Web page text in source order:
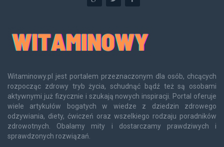
Witaminowy.pl jest portalem przeznaczonym dla osób, chcących
rozpocząc zdrowy tryb życia, schudnąć bądź też są osobami
aktywnymi już fizycznie i szukają nowych inspiracji. Portal oferuje
wiele artykułów bogatych w wiedze z dziedzin zdrowego
odzywiania, diety, ćwiczeń oraz wszelkiego rodzaju poradników
zdrowotnych. Obalamy mity i dostarczamy prawdziwych i
sprawdzonych rozwiązań.